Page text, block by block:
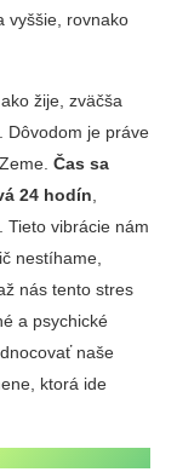
vyššie, rovnako
žije, zväčša
Dôvodom je práve
Čas sa
24 hodín
Tieto vibrácie nám
nestíhame,
nás tento stres
a psychické
naše
ktorá ide